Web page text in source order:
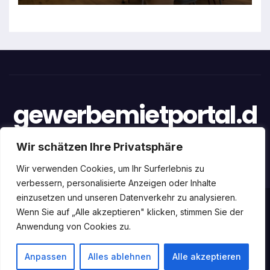
Wir schätzen Ihre Privatsphäre
Wir verwenden Cookies, um Ihr Surferlebnis zu
verbessern, personalisierte Anzeigen oder Inhalte
einzusetzen und unseren Datenverkehr zu analysieren.
Wenn Sie auf „Alle akzeptieren" klicken, stimmen Sie der
Anwendung von Cookies zu.
Anpassen Alles ablehnen Alle akzeptieren
gewerbemietportal.d
e
Stolz präsentiert von WordPress|Theme: newstack von
Themeansar
HomeDatenschutz ImpressumÜber uns